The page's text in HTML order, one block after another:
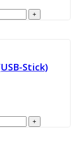
Stick)